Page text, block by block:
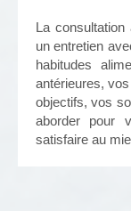
La
un entretien
habitudes
antérieures,
objectifs, vos
aborder pour
satisfaire au